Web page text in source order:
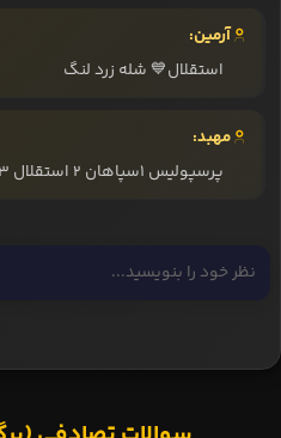
آرمین:
استقلال💙 شله زرد لنگ
مهبد:
پرسپولیس 1سپاهان 2 استقلال 3